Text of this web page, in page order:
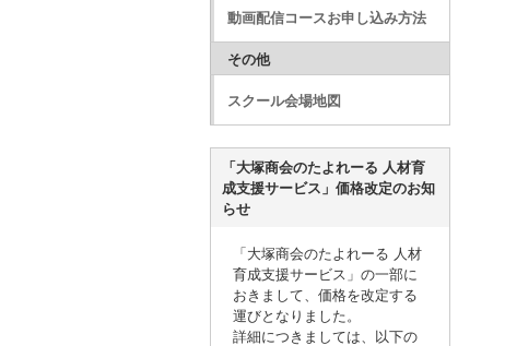
動画配信コースお申し込み方法
その他
スクール会場地図
「大塚商会のたよれーる 人材育
成支援サービス」価格改定のお知
らせ
「大塚商会のたよれーる 人材
育成支援サービス」の一部に
おきまして、価格を改定する
運びとなりました。
詳細につきましては、以下の